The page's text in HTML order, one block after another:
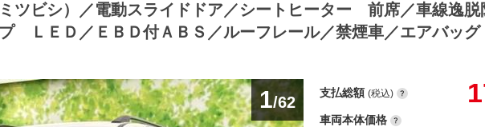
ツビシ）／電動スライドドア／シートヒーター 前席／車線逸脱
ＬＥＤ／ＥＢＤ付ＡＢＳ／ルーフレール／禁煙車／エアバッ
1/62
支払総額 (税込)
車両本体価格